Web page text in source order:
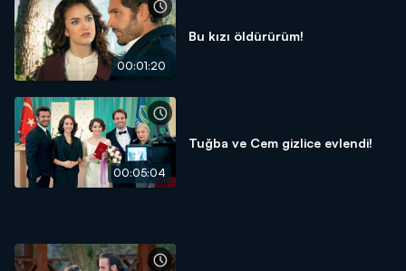
00:01:20
Bu kızı öldürürüm!
00:05:04
Tuğba ve Cem gizlice evlendi!